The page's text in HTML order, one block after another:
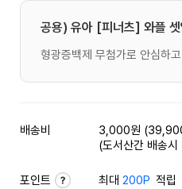
공용) 유아 [피너츠] 와플 셋
형광증백제 무첨가로 안심하
배송비
3,000원
(도서산간 배송
포인트 최대200P 적립